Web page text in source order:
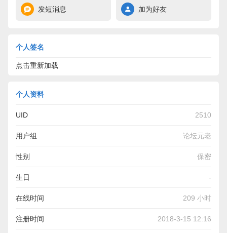
发短消息 加为好友
个人签名
点击重新加载
个人资料
UID 2510
用户组 论坛元老
性别 保密
生日 -
在线时间 209 小时
注册时间 2018-3-15 12:16